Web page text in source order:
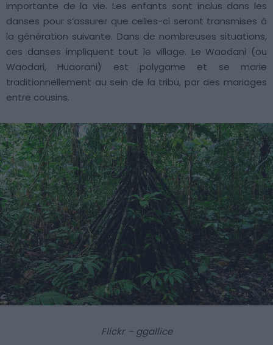
importante de la vie. Les enfants sont inclus dans les
danses pour s’assurer que celles-ci seront transmises à
la génération suivante. Dans de nombreuses situations,
ces danses impliquent tout le village. Le Waodani (ou
Waodari, Huaorani) est polygame et se marie
traditionnellement au sein de la tribu, par des mariages
entre cousins.
Flickr – ggallice